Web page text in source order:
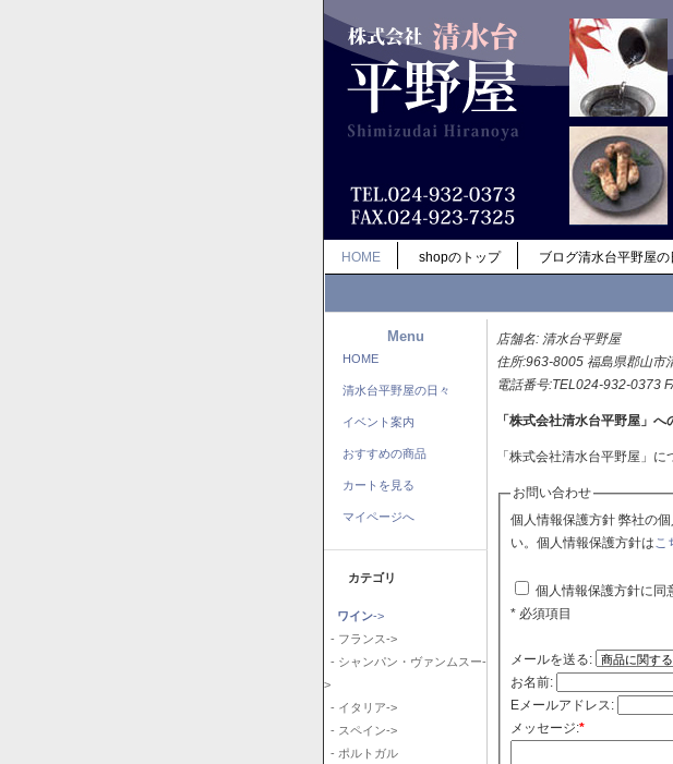
HOME shopのトップ ブログ清水台平野屋の
Menu
HOME
清水台平野屋の日々
イベント案内
おすすめの商品
カートを見る
マイページへ
カテゴリ
ワイン->
- フランス->
- シャンパン・ヴァンムスー-
>
- イタリア->
- スペイン->
- ポルトガル
店舗名: 清水台平野屋
住所:963-8005 福島県郡山市
電話番号:TEL024-932-0373
「株式会社清水台平野屋」
「株式会社清水台平野屋」
お問い合わせ
個人情報保護方針 弊社の個人情報保護方針に同意される場合はチェックボックスをクリックしてくださ
い。個人情報保護方針はこ
個人情報保護方針に同
* 必須項目
メールを送る:
お名前:
Eメールアドレス:
メッセージ:*